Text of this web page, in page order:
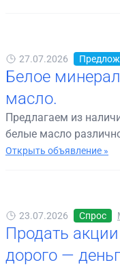
27.07.2026
Белое
масло.
Предлагаем из
белые масло
Открыть объявление »
23.07.2026 Спрос
Продать
дорого —